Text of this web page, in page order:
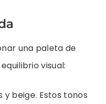
una paleta de
visual:
beige. Estos tonos